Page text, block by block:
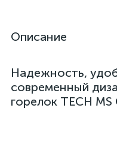
Описание
Надежность,
современный
горелок TECH MS